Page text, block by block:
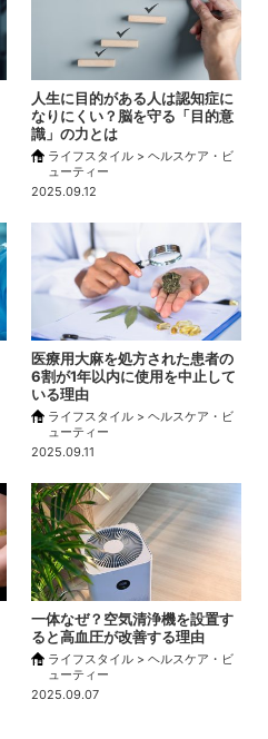
人生に目的がある人は認知症に
なりにくい？脳を守る「目的意
識」の力とは
ライフスタイル > ヘルスケア・ビ
ューティー
2025.09.12
医療用大麻を処方された患者の
6割が1年以内に使用を中止して
いる理由
ライフスタイル > ヘルスケア・ビ
ューティー
2025.09.11
一体なぜ？空気清浄機を設置す
ると高血圧が改善する理由
ライフスタイル > ヘルスケア・ビ
ューティー
2025.09.07